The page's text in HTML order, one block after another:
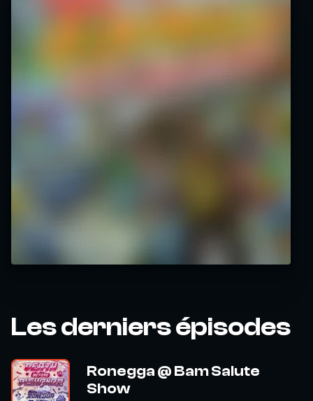
Les derniers épisodes
Ronegga @ Bam Salute
Show